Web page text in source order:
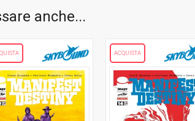
anche...
ACQUISTA